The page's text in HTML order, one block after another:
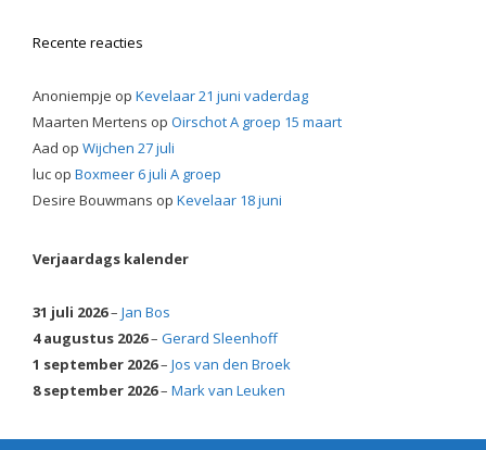
Recente reacties
Anoniempje op Kevelaar 21 juni vaderdag
Maarten Mertens op Oirschot A groep 15 maart
Aad op Wijchen 27 juli
luc op Boxmeer 6 juli A groep
Desire Bouwmans op Kevelaar 18 juni
Verjaardags kalender
31 juli 2026– Jan Bos
4 augustus 2026– Gerard Sleenhoff
1 september 2026– Jos van den Broek
8 september 2026– Mark van Leuken